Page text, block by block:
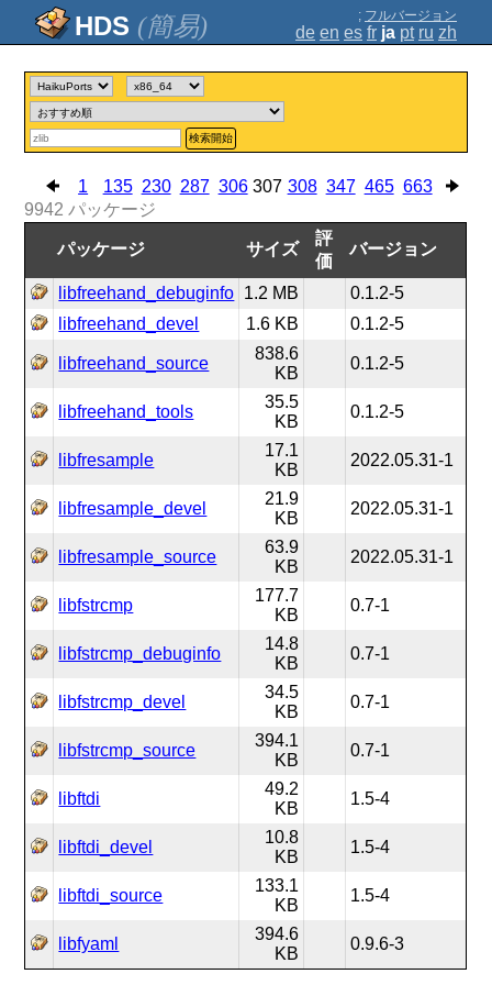
(簡易) ; フルバージョン
de en es fr ja pt ru zh
検索開始
1 135 230 287 306 307 308 347 465 663
9942 パッケージ
パッケージ サイズ
評
価
バージョン
libfreehand_debuginfo 1.2 MB
0.1.2-5
libfreehand_devel
1.6 KB 0.1.2-5
libfreehand_source
838.6
KB
0.1.2-5
libfreehand_tools
35.5
KB
0.1.2-5
libfresample
17.1
KB
2022.05.31-1
libfresample_devel
21.9
KB
2022.05.31-1
libfresample_source
63.9
KB
2022.05.31-1
libfstrcmp
177.7
KB
0.7-1
libfstrcmp_debuginfo
14.8
KB
0.7-1
libfstrcmp_devel
34.5
KB
0.7-1
libfstrcmp_source
394.1
KB
0.7-1
libftdi
49.2
KB
1.5-4
libftdi_devel
10.8
KB
1.5-4
libftdi_source
133.1
KB
1.5-4
libfyaml
394.6
KB
0.9.6-3